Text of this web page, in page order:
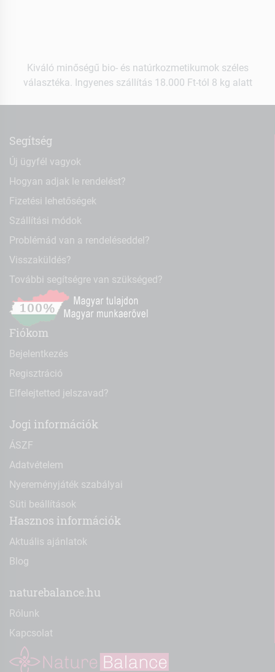
Kiváló minőségű bio- és natúrkozmetikumok széles
választéka. Ingyenes szállítás 18.000 Ft-tól 8 kg alatt
Segítség
Új ügyfél vagyok
Hogyan adjak le rendelést?
Fizetési lehetőségek
Szállítási módok
Problémád van a rendeléseddel?
Visszaküldés?
További segítségre van szükséged?
Fiókom
Bejelentkezés
Regisztráció
Elfelejtetted jelszavad?
Jogi információk
ÁSZF
Adatvételem
Nyereményjáték szabályai
Süti beállítások
Hasznos információk
Aktuális ajánlatok
Blog
naturebalance.hu
Rólunk
Kapcsolat